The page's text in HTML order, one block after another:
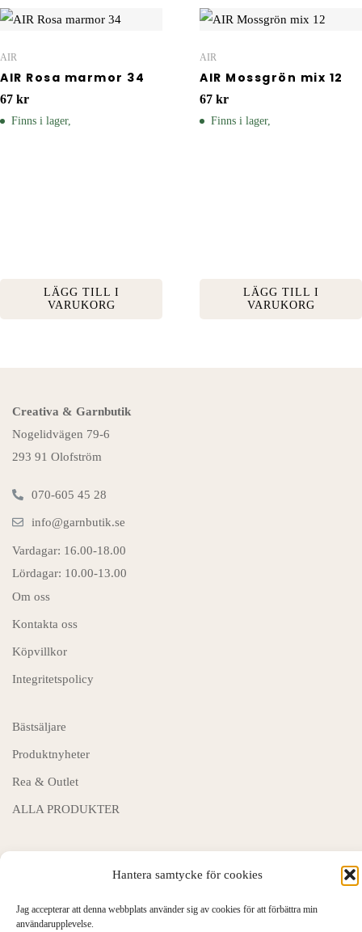
Hantera samtycke för cookies
Jag accepterar att denna webbplats använder sig av cookies för att förbättra min
användarupplevelse.
AIR
AIR Rosa marmor 34
67 kr
Finns i lager,
LÄGG TILL I
VARUKORG
AIR
AIR Mossgrön mix 12
67 kr
Finns i lager,
LÄGG TILL I
VARUKORG
Creativa & Garnbutik
Nogelidvägen 79-6
293 91 Olofström
070-605 45 28
info@garnbutik.se
Vardagar: 16.00-18.00
Lördagar: 10.00-13.00
Om oss
Kontakta oss
Köpvillkor
Integritetspolicy
Bästsäljare
Produktnyheter
Rea & Outlet
ALLA PRODUKTER